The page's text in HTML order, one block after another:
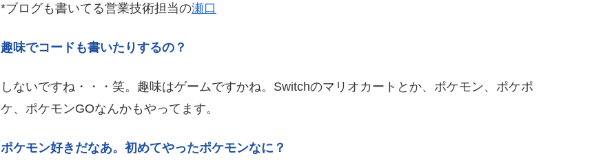
*ブログも書いてる営業技術担当の瀬口
趣味でコードも書いたりするの？
しないですね・・・笑。趣味はゲームですかね。Switchのマリオカートとか、ポケモン、ポケポ
ケ、ポケモンGOなんかもやってます。
ポケモン好きだなあ。初めてやったポケモンなに？